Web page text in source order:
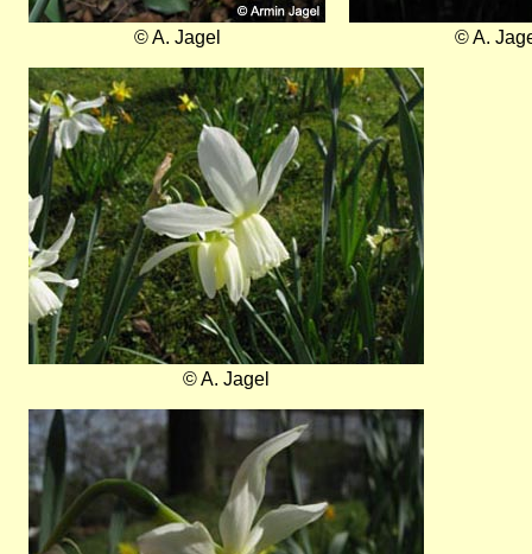
© A. Jagel
© A.
Bild
© A. Jagel
Bild